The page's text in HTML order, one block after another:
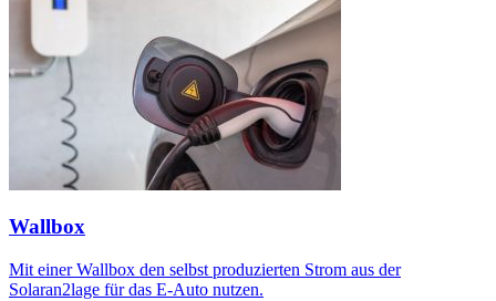
Wallbox
Mit einer Wallbox den selbst produzierten Strom aus der
Solaran2lage für das E-Auto nutzen.